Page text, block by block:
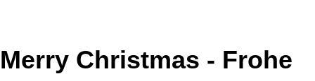
Merry Christmas - Frohe